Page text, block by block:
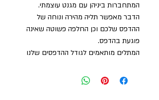
המתחברות ביניהן עם מגנט עוצמתי.
הדבר מאפשר תליה מהירה ונוחה של
ההדפס שלכם וכן החלפה פשוטה שאינה
פוגעת בהדפס.
המתלים מותאמים לגודל ההדפסים שלנו